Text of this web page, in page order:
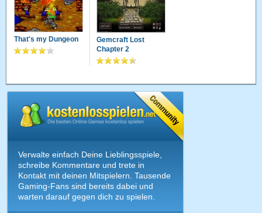
That's my Dungeon
Gemcraft Lost
Chapter 2
Verwalte einfach Deine Lieblingsspiele,
schreibe Kommentare und trete in
Kontakt mit deinen Mitspielern. Tausende
Gaming-Fans sind bereits dabei und
warten darauf gegen dich zu spielen.